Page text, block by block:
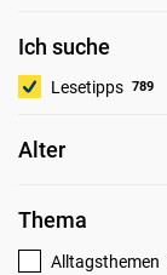
Ich suche
Lesetipps 789
Alter
Thema
Alltagsthemen